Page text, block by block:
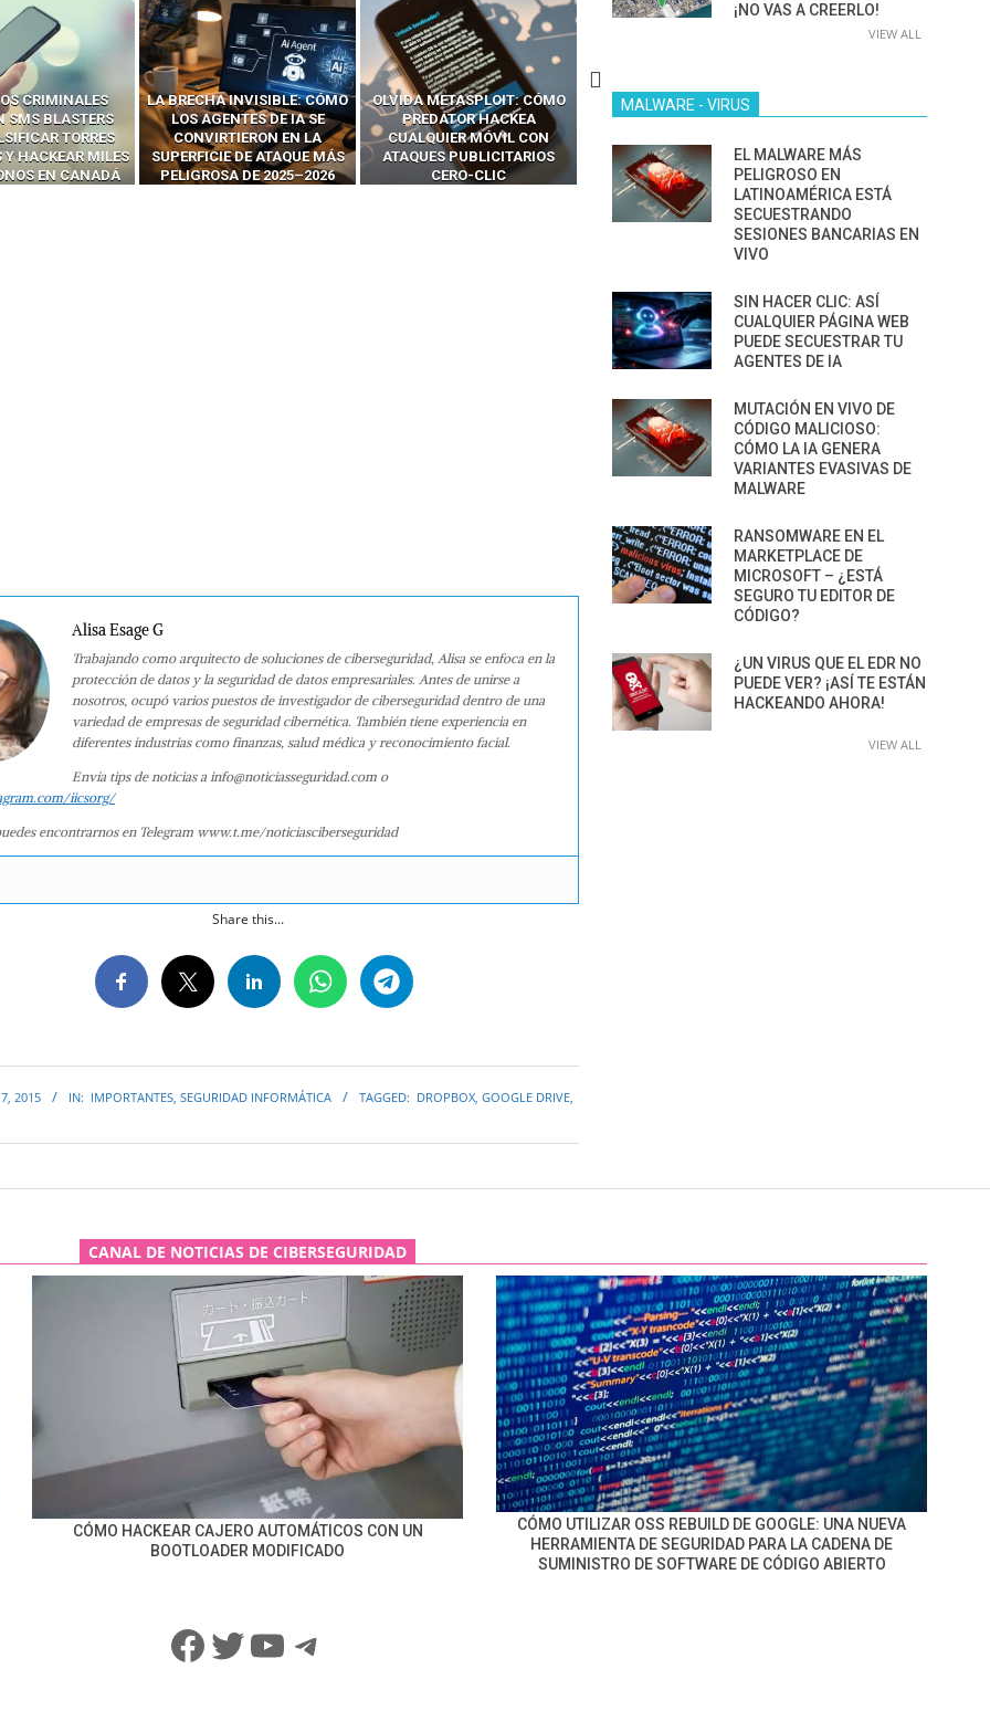
INVISIBLE: CÓMO
DE IA SE
EN LA
DE ATAQUE MÁS
DE 2025–2026
OLVIDA METASPLOIT: CÓMO
PREDATOR HACKEA
CUALQUIER MÓVIL CON
ATAQUES PUBLICITARIOS
CERO-CLIC
CÓMO LOS HACKERS
INTERCEPTAN OTPS Y
LLAMADAS MÓVILES SIN
‘HACKEAR’ — EL INCREÍBLE
PODER DE LOS SIM BOXES”
13 TÉCNICAS
RIDÍCULAMENTE FÁCILES
NAVEGADORES DE IA
AGÉNTICA
MANIPULAN GITHUB
Alisa Esage G
Trabajando como arquitecto de soluciones de ciberseguridad, Alisa se enfoca en la
protección de datos y la seguridad de datos empresariales. Antes de unirse a
nosotros, ocupó varios puestos de investigador de ciberseguridad dentro de una
variedad de empresas de seguridad cibernética. También tiene experiencia en
diferentes industrias como finanzas, salud médica y reconocimiento facial.
Envía tips de noticias a info@noticiasseguridad.com o
iicsorg/
encontrarnos en Telegram www.t.me/noticiasciberseguridad
Share this...
2015 IN: IMPORTANTES SEGURIDAD INFORMÁTICA TAGGED: DROPBOX GOOGLE DRIVE
¡NO VAS A CREERLO!
VIEW ALL
MALWARE - VIRUS
EL MALWARE MÁS
PELIGROSO EN
LATINOAMÉRICA ESTÁ
SECUESTRANDO
SESIONES BANCARIAS EN
VIVO
SIN HACER CLIC: ASÍ
CUALQUIER PÁGINA WEB
PUEDE SECUESTRAR TU
AGENTES DE IA
MUTACIÓN EN VIVO DE
CÓDIGO MALICIOSO:
CÓMO LA IA GENERA
VARIANTES EVASIVAS DE
MALWARE
RANSOMWARE EN EL
MARKETPLACE DE
MICROSOFT – ¿ESTÁ
SEGURO TU EDITOR DE
CÓDIGO?
¿UN VIRUS QUE EL EDR NO
PUEDE VER? ¡ASÍ TE ESTÁN
HACKEANDO AHORA!
VIEW ALL
CANAL DE NOTICIAS DE CIBERSEGURIDAD
CÓMO HACKEAR CAJERO AUTOMÁTICOS CON UN
BOOTLOADER MODIFICADO
CÓMO UTILIZAR OSS REBUILD DE GOOGLE: UNA NUEVA
HERRAMIENTA DE SEGURIDAD PARA LA CADENA DE
SUMINISTRO DE SOFTWARE DE CÓDIGO ABIERTO
Facebook
Twitter
YouTube
Telegram